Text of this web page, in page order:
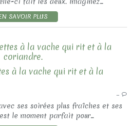
SAVOIR PLUS
à la vache qui rit et à la
coriandre.
…
ses soirées plus fraîches et ses
le moment parfait pour...